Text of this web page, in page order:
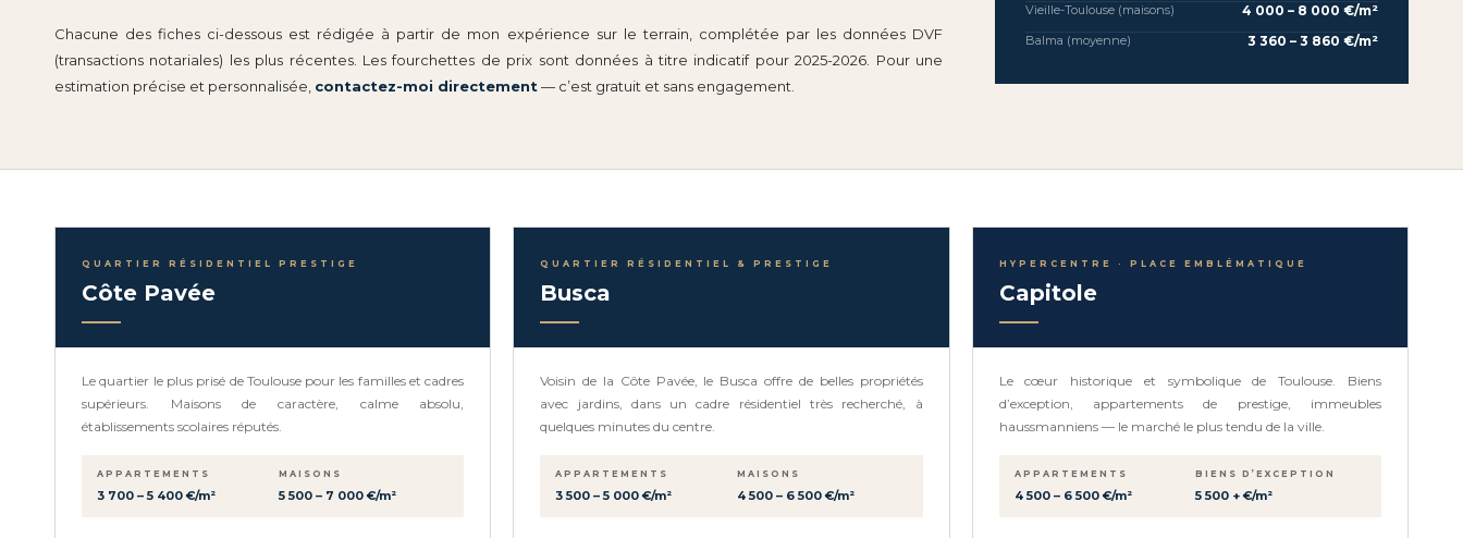
Chacune des fiches ci-dessous est rédigée à partir de mon expérience sur le terrain, complétée par les données DVF
(transactions notariales) les plus récentes. Les fourchettes de prix sont données à titre indicatif pour 2025-2026. Pour une
estimation précise et personnalisée, contactez-moi directement— c’est gratuit et sans engagement.
Vieille-Toulouse (maisons) 4 000 – 8 000 €/m²
Balma (moyenne) 3 360 – 3 860 €/m²
QUARTIER RÉSIDENTIEL PRESTIGE
Côte Pavée
Le quartier le plus prisé de Toulouse pour les familles et cadres
supérieurs. Maisons de caractère, calme absolu,
établissements scolaires réputés.
APPARTEMENTS
3 700 – 5 400 €/m²
MAISONS
5 500 – 7 000 €/m²
QUARTIER RÉSIDENTIEL & PRESTIGE
Busca
Voisin de la Côte Pavée, le Busca offre de belles propriétés
avec jardins, dans un cadre résidentiel très recherché, à
quelques minutes du centre.
APPARTEMENTS
3 500 – 5 000 €/m²
MAISONS
4 500 – 6 500 €/m²
HYPERCENTRE · PLACE EMBLÉMATIQUE
Capitole
Le cœur historique et symbolique de Toulouse. Biens
d’exception, appartements de prestige, immeubles
haussmanniens — le marché le plus tendu de la ville.
APPARTEMENTS
4 500 – 6 500 €/m²
BIENS D’EXCEPTION
5 500 + €/m²